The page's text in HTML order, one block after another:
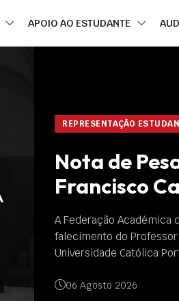
APOIO AO ESTUDANTE
REPRESENTAÇÃO
Nota de
Francisco
A Federação Académica
falecimento do Professor
Universidade Católica
06 Agosto 2026